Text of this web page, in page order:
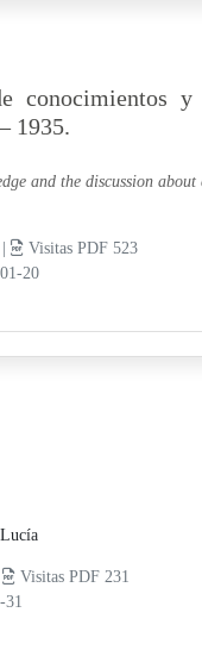
conocimientos
1935.
and the discussion
Visitas PDF 523
20
Visitas PDF 231
31